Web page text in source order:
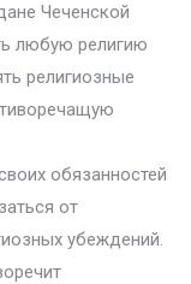
Чеченской
любую религию
религиозные
обязанностей
от
убеждений.